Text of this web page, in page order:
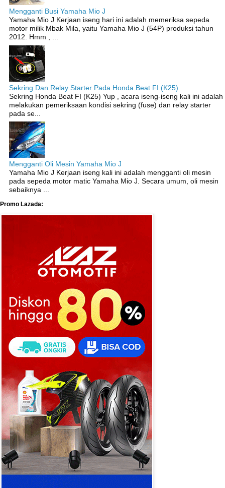
Mengganti Busi Yamaha Mio J
Yamaha Mio J Kerjaan iseng hari ini adalah memeriksa sepeda
motor milik Mbak Mila, yaitu Yamaha Mio J (54P) produksi tahun
2012. Hmm , ...
Sekring Dan Relay Starter Pada Honda Beat FI (K25)
Sekring Honda Beat FI (K25) Yup , acara iseng-iseng kali ini adalah
melakukan pemeriksaan kondisi sekring (fuse) dan relay starter
pada se...
Mengganti Oli Mesin Yamaha Mio J
Yamaha Mio J Kerjaan iseng kali ini adalah mengganti oli mesin
pada sepeda motor matic Yamaha Mio J. Secara umum, oli mesin
sebaiknya ...
Promo Lazada: